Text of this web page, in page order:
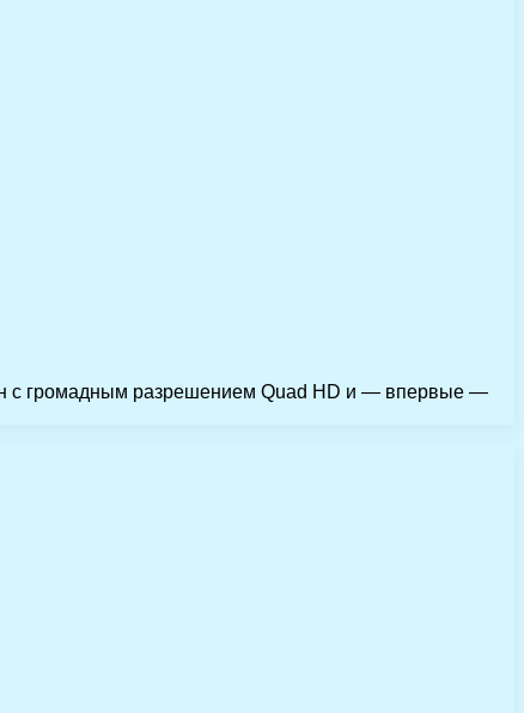
с громадным разрешением Quad HD и — впервые —